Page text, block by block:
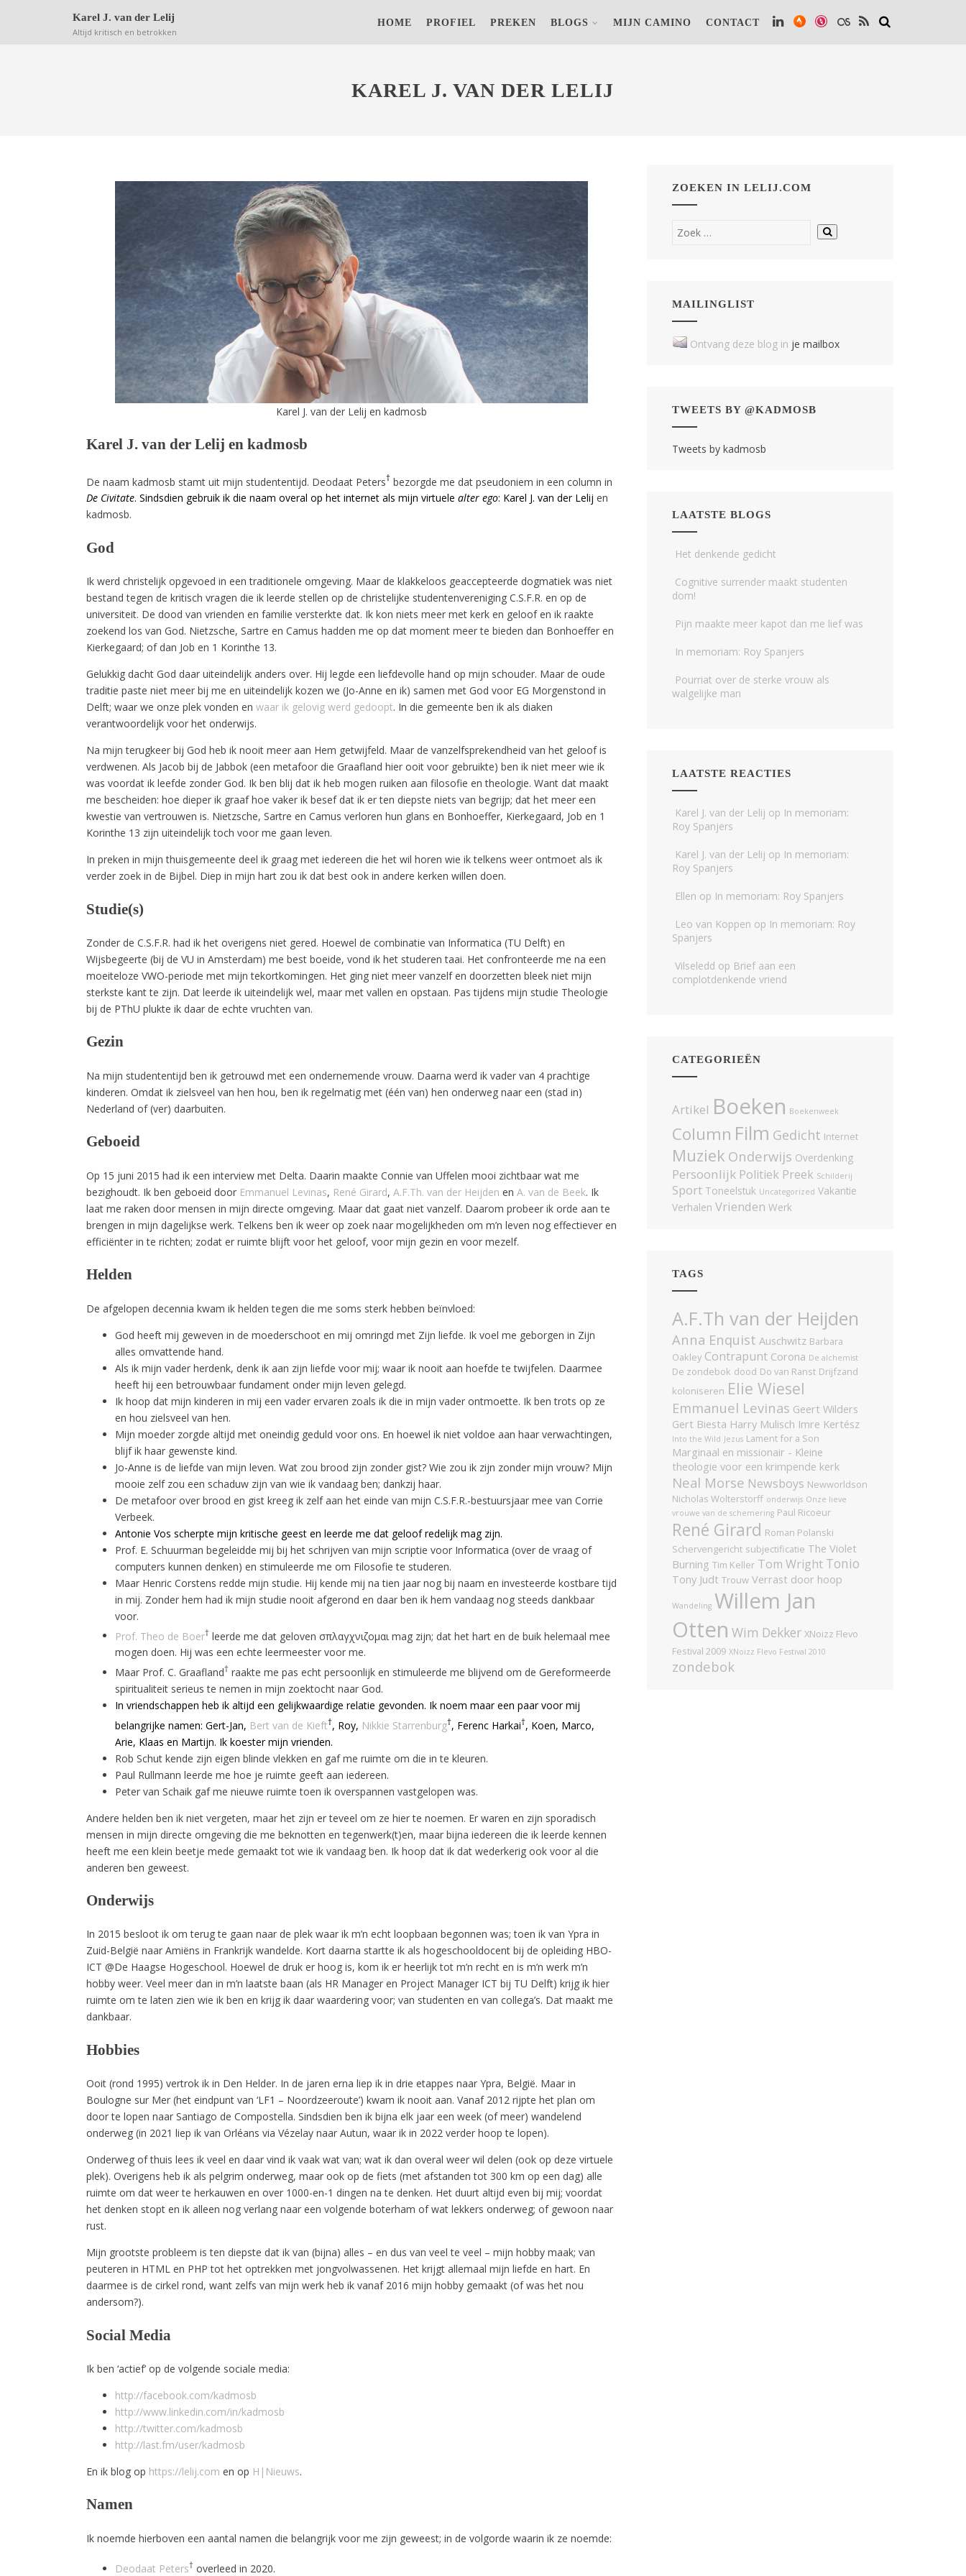
Karel J. van der Lelij
Altijd kritisch en betrokken
HOME PROFIEL PREKEN BLOGS MIJN CAMINO CONTACT
KAREL J. VAN DER LELIJ
Karel J. van der Lelij en kadmosb
Karel J. van der Lelij en kadmosb
De naam kadmosb stamt uit mijn studententijd. Deodaat Peters† bezorgde me dat pseudoniem in een column in
De Civitate. Sindsdien gebruik ik die naam overal op het internet als mijn virtuelealter ego: Karel J. van der Lelij en
kadmosb.
God
Ik werd christelijk opgevoed in een traditionele omgeving. Maar de klakkeloos geaccepteerde dogmatiek was niet
bestand tegen de kritisch vragen die ik leerde stellen op de christelijke studentenvereniging C.S.F.R. en op de
universiteit. De dood van vrienden en familie versterkte dat. Ik kon niets meer met kerk en geloof en ik raakte
zoekend los van God. Nietzsche, Sartre en Camus hadden me op dat moment meer te bieden dan Bonhoeffer en
Kierkegaard; of dan Job en 1 Korinthe 13.
Gelukkig dacht God daar uiteindelijk anders over. Hij legde een liefdevolle hand op mijn schouder. Maar de oude
traditie paste niet meer bij me en uiteindelijk kozen we (Jo-Anne en ik) samen met God voor EG Morgenstond in
Delft; waar we onze plek vonden enwaar ik gelovig werd gedoopt. In die gemeente ben ik als diaken
verantwoordelijk voor het onderwijs.
Na mijn terugkeer bij God heb ik nooit meer aan Hem getwijfeld. Maar de vanzelfsprekendheid van het geloof is
verdwenen. Als Jacob bij de Jabbok (een metafoor die Graafland hier ooit voor gebruikte) ben ik niet meer wie ik
was voordat ik leefde zonder God. Ik ben blij dat ik heb mogen ruiken aan filosofie en theologie. Want dat maakt
me bescheiden: hoe dieper ik graaf hoe vaker ik besef dat ik er ten diepste niets van begrijp; dat het meer een
kwestie van vertrouwen is. Nietzsche, Sartre en Camus verloren hun glans en Bonhoeffer, Kierkegaard, Job en 1
Korinthe 13 zijn uiteindelijk toch voor me gaan leven.
In preken in mijn thuisgemeente deel ik graag met iedereen die het wil horen wie ik telkens weer ontmoet als ik
verder zoek in de Bijbel. Diep in mijn hart zou ik dat best ook in andere kerken willen doen.
Studie(s)
Zonder de C.S.F.R. had ik het overigens niet gered. Hoewel de combinatie van Informatica (TU Delft) en
Wijsbegeerte (bij de VU in Amsterdam) me best boeide, vond ik het studeren taai. Het confronteerde me na een
moeiteloze VWO-periode met mijn tekortkomingen. Het ging niet meer vanzelf en doorzetten bleek niet mijn
sterkste kant te zijn. Dat leerde ik uiteindelijk wel, maar met vallen en opstaan. Pas tijdens mijn studie Theologie
bij de PThU plukte ik daar de echte vruchten van.
Gezin
Na mijn studententijd ben ik getrouwd met een ondernemende vrouw. Daarna werd ik vader van 4 prachtige
kinderen. Omdat ik zielsveel van hen hou, ben ik regelmatig met (één van) hen onderweg naar een (stad in)
Nederland of (ver) daarbuiten.
Geboeid
Op 15 juni 2015 had ik een interview met Delta. Daarin maakte Connie van Uffelen mooi zichtbaar wat me
bezighoudt. Ik ben geboeid door Emmanuel Levinas, René Girard,A.F.Th. van der Heijden enA. van de Beek. Ik
laat me raken door mensen in mijn directe omgeving. Maar dat gaat niet vanzelf. Daarom probeer ik orde aan te
brengen in mijn dagelijkse werk. Telkens ben ik weer op zoek naar mogelijkheden om m’n leven nog effectiever en
efficiënter in te richten; zodat er ruimte blijft voor het geloof, voor mijn gezin en voor mezelf.
Helden
De afgelopen decennia kwam ik helden tegen die me soms sterk hebben beïnvloed:
God heeft mij geweven in de moederschoot en mij omringd met Zijn liefde. Ik voel me geborgen in Zijn
alles omvattende hand.
Als ik mijn vader herdenk, denk ik aan zijn liefde voor mij; waar ik nooit aan hoefde te twijfelen. Daarmee
heeft hij een betrouwbaar fundament onder mijn leven gelegd.
Ik hoop dat mijn kinderen in mij een vader ervaren zoals ik die in mijn vader ontmoette. Ik ben trots op ze
en hou zielsveel van hen.
Mijn moeder zorgde altijd met oneindig geduld voor ons. En hoewel ik niet voldoe aan haar verwachtingen,
blijf ik haar gewenste kind.
Jo-Anne is de liefde van mijn leven. Wat zou brood zijn zonder gist? Wie zou ik zijn zonder mijn vrouw? Mijn
mooie zelf zou een schaduw zijn van wie ik vandaag ben; dankzij haar.
De metafoor over brood en gist kreeg ik zelf aan het einde van mijn C.S.F.R.-bestuursjaar mee van Corrie
Verbeek.
Antonie Vos scherpte mijn kritische geest en leerde me dat geloof redelijk mag zijn.
Prof. E. Schuurman begeleidde mij bij het schrijven van mijn scriptie voor Informatica (over de vraag of
computers kunnen denken) en stimuleerde me om Filosofie te studeren.
Maar Henric Corstens redde mijn studie. Hij kende mij na tien jaar nog bij naam en investeerde kostbare tijd
in mij. Zonder hem had ik mijn studie nooit afgerond en daar ben ik hem vandaag nog steeds dankbaar
voor.
Prof. Theo de Boer† leerde me dat geloven σπλαγχνιζομαι mag zijn; dat het hart en de buik helemaal mee
mogen doen. Hij was een echte leermeester voor me.
Maar Prof. C. Graafland† raakte me pas echt persoonlijk en stimuleerde me blijvend om de Gereformeerde
spiritualiteit serieus te nemen in mijn zoektocht naar God.
In vriendschappen heb ik altijd een gelijkwaardige relatie gevonden. Ik noem maar een paar voor mij
belangrijke namen: Gert-Jan, Bert van de Kieft†, Roy, Nikkie Starrenburg†, Ferenc Harkai†, Koen, Marco,
Arie, Klaas en Martijn. Ik koester mijn vrienden.
Rob Schut kende zijn eigen blinde vlekken en gaf me ruimte om die in te kleuren.
Paul Rullmann leerde me hoe je ruimte geeft aan iedereen.
Peter van Schaik gaf me nieuwe ruimte toen ik overspannen vastgelopen was.
Andere helden ben ik niet vergeten, maar het zijn er teveel om ze hier te noemen. Er waren en zijn sporadisch
mensen in mijn directe omgeving die me beknotten en tegenwerk(t)en, maar bijna iedereen die ik leerde kennen
heeft me een klein beetje mede gemaakt tot wie ik vandaag ben. Ik hoop dat ik dat wederkerig ook voor al die
anderen ben geweest.
Onderwijs
In 2015 besloot ik om terug te gaan naar de plek waar ik m’n echt loopbaan begonnen was; toen ik van Ypra in
Zuid-België naar Amiëns in Frankrijk wandelde. Kort daarna startte ik als hogeschooldocent bij de opleiding HBO-
ICT @De Haagse Hogeschool. Hoewel de druk er hoog is, kom ik er heerlijk tot m’n recht en is m’n werk m’n
hobby weer. Veel meer dan in m’n laatste baan (als HR Manager en Project Manager ICT bij TU Delft) krijg ik hier
ruimte om te laten zien wie ik ben en krijg ik daar waardering voor; van studenten en van collega’s. Dat maakt me
dankbaar.
Hobbies
Ooit (rond 1995) vertrok ik in Den Helder. In de jaren erna liep ik in drie etappes naar Ypra, België. Maar in
Boulogne sur Mer (het eindpunt van ‘LF1 – Noordzeeroute’) kwam ik nooit aan. Vanaf 2012 rijpte het plan om
door te lopen naar Santiago de Compostella. Sindsdien ben ik bijna elk jaar een week (of meer) wandelend
onderweg (in 2021 liep ik van Orléans via Vézelay naar Autun, waar ik in 2022 verder hoop te lopen).
Onderweg of thuis lees ik veel en daar vind ik vaak wat van; wat ik dan overal weer wil delen (ook op deze virtuele
plek). Overigens heb ik als pelgrim onderweg, maar ook op de fiets (met afstanden tot 300 km op een dag) alle
ruimte om dat weer te herkauwen en over 1000-en-1 dingen na te denken. Het duurt altijd even bij mij; voordat
het denken stopt en ik alleen nog verlang naar een volgende boterham of wat lekkers onderweg; of gewoon naar
rust.
Mijn grootste probleem is ten diepste dat ik van (bijna) alles – en dus van veel te veel – mijn hobby maak; van
peuteren in HTML en PHP tot het optrekken met jongvolwassenen. Het krijgt allemaal mijn liefde en hart. En
daarmee is de cirkel rond, want zelfs van mijn werk heb ik vanaf 2016 mijn hobby gemaakt (of was het nou
andersom?).
Social Media
Ik ben ‘actief’ op de volgende sociale media:
http://facebook.com/kadmosb
http://www.linkedin.com/in/kadmosb
http://twitter.com/kadmosb
http://last.fm/user/kadmosb
En ik blog op https://lelij.com en op H|Nieuws.
Namen
Ik noemde hierboven een aantal namen die belangrijk voor me zijn geweest; in de volgorde waarin ik ze noemde:
Deodaat Peters† overleed in 2020.
ZOEKEN IN LELIJ.COM
MAILINGLIST
Ontvang deze blog in je mailbox
TWEETS BY @KADMOSB
Tweets by kadmosb
LAATSTE BLOGS
Het denkende gedicht
Cognitive surrender maakt studenten
dom!
Pijn maakte meer kapot dan me lief was
In memoriam: Roy Spanjers
Pourriat over de sterke vrouw als
walgelijke man
LAATSTE REACTIES
Karel J. van der Lelij op In memoriam:
Roy Spanjers
Karel J. van der Lelij op In memoriam:
Roy Spanjers
Ellen op In memoriam: Roy Spanjers
Leo van Koppen op In memoriam: Roy
Spanjers
Vilseledd op Brief aan een
complotdenkende vriend
CATEGORIEËN
Artikel Boeken Boekenweek
Column Film Gedicht Internet
Muziek Onderwijs Overdenking
Persoonlijk Politiek Preek Schilderij
Sport Toneelstuk Uncategorized Vakantie
Verhalen Vrienden Werk
TAGS
A.F.Th van der Heijden
Anna Enquist Auschwitz Barbara
Oakley Contrapunt Corona De alchemist
De zondebok dood Do van Ranst Drijfzand
koloniseren Elie Wiesel
Emmanuel Levinas Geert Wilders
Gert Biesta Harry Mulisch Imre Kertész
Into the Wild Jezus Lament for a Son
Marginaal en missionair - Kleine
theologie voor een krimpende kerk
Neal Morse Newsboys Newworldson
Nicholas Wolterstorff onderwijs Onze lieve
vrouwe van de schemering Paul Ricoeur
René Girard Roman Polanski
Schervengericht subjectificatie The Violet
Burning Tim Keller Tom Wright Tonio
Tony Judt Trouw Verrast door hoop
Wandeling Willem Jan
Otten Wim Dekker XNoizz Flevo
Festival 2009 XNoizz Flevo Festival 2010
zondebok